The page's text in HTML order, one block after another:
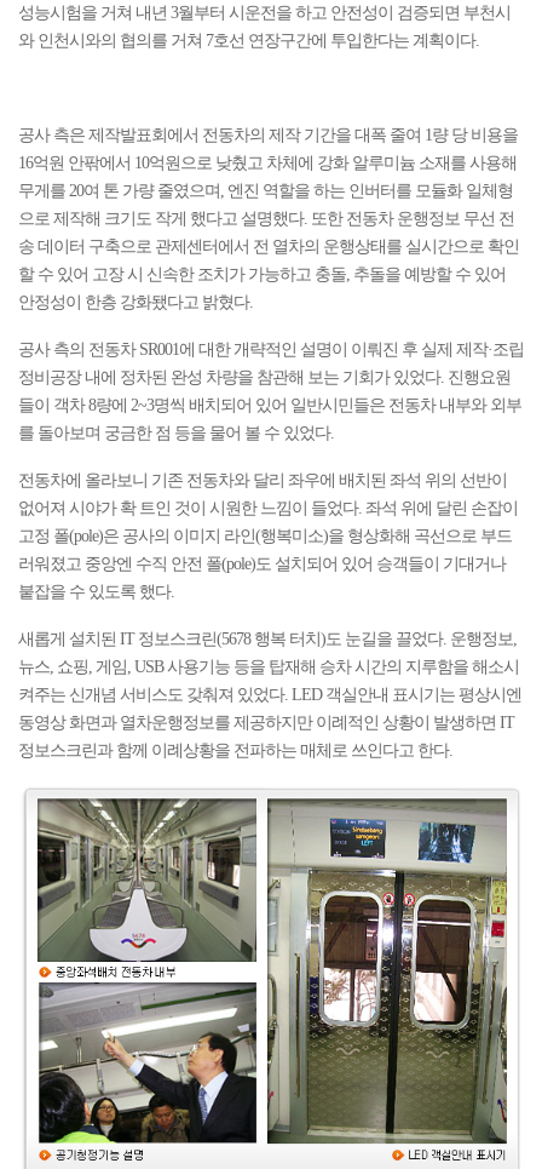
성능시험을 거쳐 내년 3월부터 시운전을 하고 안전성이 검증되면 부천시
와 인천시와의 협의를 거쳐 7호선 연장구간에 투입한다는 계획이다.
공사 측은 제작발표회에서 전동차의 제작 기간을 대폭 줄여 1량 당 비용을
16억원 안팎에서 10억원으로 낮췄고 차체에 강화 알루미늄 소재를 사용해
무게를 20여 톤 가량 줄였으며, 엔진 역할을 하는 인버터를 모듈화 일체형
으로 제작해 크기도 작게 했다고 설명했다. 또한 전동차 운행정보 무선 전
송 데이터 구축으로 관제센터에서 전 열차의 운행상태를 실시간으로 확인
할 수 있어 고장 시 신속한 조치가 가능하고 충돌, 추돌을 예방할 수 있어
안정성이 한층 강화됐다고 밝혔다.
공사 측의 전동차 SR001에 대한 개략적인 설명이 이뤄진 후 실제 제작·조립
정비공장 내에 정차된 완성 차량을 참관해 보는 기회가 있었다. 진행요원
들이 객차 8량에 2~3명씩 배치되어 있어 일반시민들은 전동차 내부와 외부
를 돌아보며 궁금한 점 등을 물어 볼 수 있었다.
전동차에 올라보니 기존 전동차와 달리 좌우에 배치된 좌석 위의 선반이
없어져 시야가 확 트인 것이 시원한 느낌이 들었다. 좌석 위에 달린 손잡이
고정 폴(pole)은 공사의 이미지 라인(행복미소)을 형상화해 곡선으로 부드
러워졌고 중앙엔 수직 안전 폴(pole)도 설치되어 있어 승객들이 기대거나
붙잡을 수 있도록 했다.
새롭게 설치된 IT 정보스크린(5678 행복 터치)도 눈길을 끌었다. 운행정보,
뉴스, 쇼핑, 게임, USB 사용기능 등을 탑재해 승차 시간의 지루함을 해소시
켜주는 신개념 서비스도 갖춰져 있었다. LED 객실안내 표시기는 평상시엔
동영상 화면과 열차운행정보를 제공하지만 이례적인 상황이 발생하면 IT
정보스크린과 함께 이례상황을 전파하는 매체로 쓰인다고 한다.